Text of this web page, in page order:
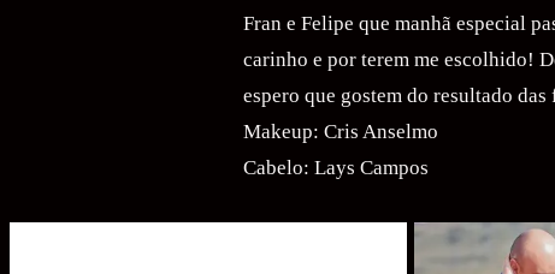
Fran e Felipe que manhã especial
carinho e por terem me escolhido!
espero que gostem do resultado
Makeup: Cris Anselmo
Cabelo: Lays Campos